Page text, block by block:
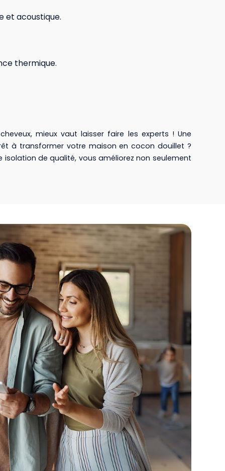
et acoustique.
thermique.
mieux vaut laisser faire les experts ! Une
à transformer votre maison en cocon douillet ?
isolation de qualité, vous améliorez non seulement